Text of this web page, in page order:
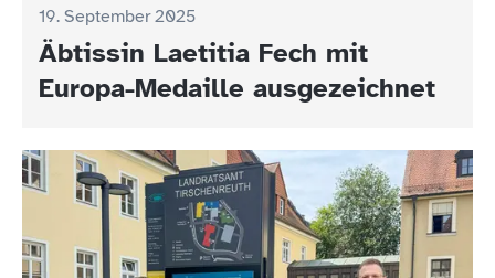
19. September 2025
Äbtissin Laetitia Fech mit
Europa-Medaille ausgezeichnet